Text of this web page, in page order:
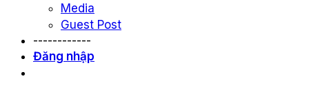
Media
Guest Post
------------
Đăng nhập